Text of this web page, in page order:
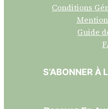
Conditions
Guide
S’ABONNER À